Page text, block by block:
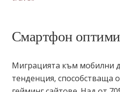
Смартфон
Миграцията към мобилни
тенденция, способстваща